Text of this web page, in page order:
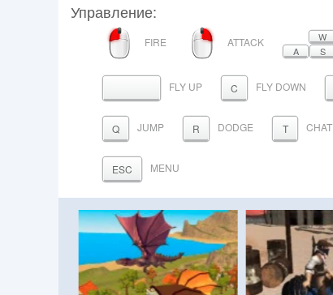
Управление:
ЛЕВУЮ
КНОПКУ
МЫШИ
FIRE
ПРАВАЯ
КНОПКА
МЫШИ
ATTACK
W
A
S
ПРОБЕЛFLY UP C FLY DOWN
Q JUMP R DODGE T CHAT
ESC MENU